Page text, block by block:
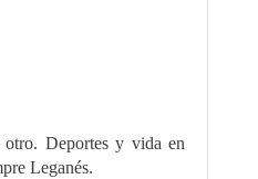
Deportes y vida en
Leganés.